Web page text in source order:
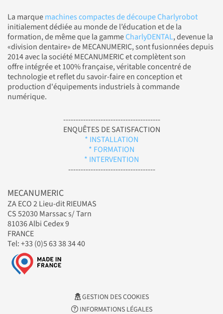
La marquemachines compactes de découpe Charlyrobot
initialement dédiée au monde de l’éducation et de la
formation, de même que la gammeCharlyDENTAL, devenue la
«division dentaire» de MECANUMERIC, sont fusionnées depuis
2014 avec la société MECANUMERIC et complètent son
offre intégrée et 100% française, véritable concentré de
technologie et reflet du savoir-faire en conception et
production d'équipements industriels à commande
numérique.
---------------------------------------
ENQUÊTES DE SATISFACTION
* INSTALLATION
* FORMATION
* INTERVENTION
-----------------------------------
MECANUMERIC
ZA ECO 2 Lieu-dit RIEUMAS
CS 52030 Marssac s/ Tarn
81036 Albi Cedex 9
FRANCE
Tel: +33 (0)5 63 38 34 40
GESTION DES COOKIES
INFORMATIONS LÉGALES